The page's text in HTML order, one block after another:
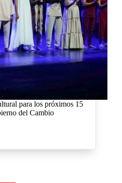
para los próximos 15
del Cambio